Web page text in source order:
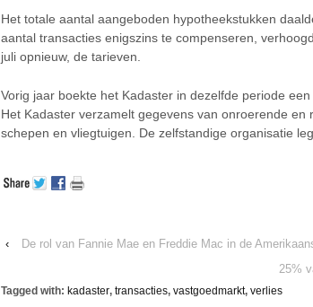
Het totale aantal aangeboden hypotheekstukken
aantal transacties enigszins te compenseren,
juli opnieuw, de tarieven.
Vorig jaar boekte het Kadaster in dezelfde periode
Het Kadaster verzamelt gegevens van onroerende en
schepen en vliegtuigen. De zelfstandige organisatie
‹
De rol van Fannie Mae en Freddie Mac in de
25%
Tagged with: kadaster, transacties, vastgoedmarkt, verlies